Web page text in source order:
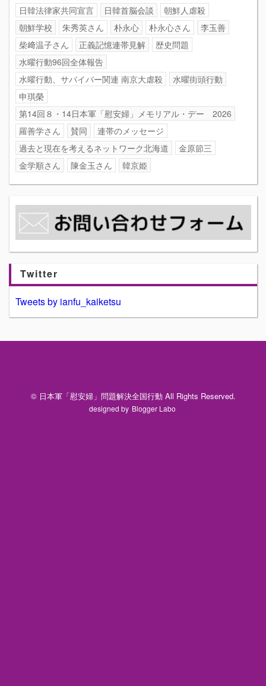
日韓法律家共同宣言
日韓首脳会談
朝鮮人虐殺
朝鮮学校
朱秀英さん 朴永心 朴永心さん
李玉善
柴﨑温子さん
正義記憶連帯見解
歴史問題
水曜行動96回全体報告
水曜行動、サバイバー関連 南京大虐殺
水曜街頭行動
申琪榮
第14回８・14日本軍「慰安婦」メモリアル・デー 2026
羅善学さん
賛同
連帯のメッセージ
過去と現在を考えるネットワーク北海道
金原節三
金学順さん
陳金玉さん 韓京姫
Twitter
Tweets by ianfu_kaiketsu
© 日本軍「慰安婦」問題解決全国行動 All Rights Reserved.
designed by Blogger Labo